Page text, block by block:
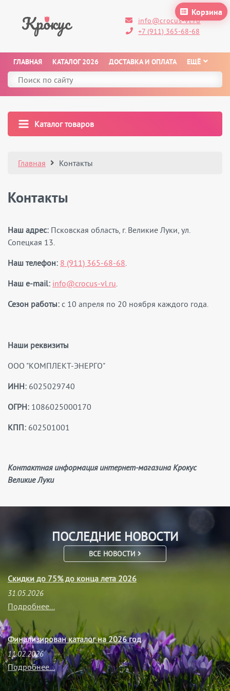
Корзина
info@crocus-vl.ru
+7 (911) 365-68-68
ГЛАВНАЯ КАТАЛОГ 2026 ДОСТАВКА И ОПЛАТА ЕЩЁ
Каталог товаров
Главная Контакты
Контакты
Наш адрес: Псковская область, г. Великие Луки, ул.
Сопецкая 13.
Наш телефон: 8 (911) 365-68-68.
Наш e-mail: info@crocus-vl.ru.
Сезон работы: с 10 апреля по 20 ноября каждого года.
Наши реквизиты
ООО "КОМПЛЕКТ-ЭНЕРГО"
ИНН: 6025029740
ОГРН: 1086025000170
КПП: 602501001
Контактная информация интернет-магазина Крокус
Великие Луки
ПОСЛЕДНИЕ НОВОСТИ
ВСЕ НОВОСТИ
Скидки до 75% до конца лета 2026
31.05.2026
Подробнее...
Финализирован каталог на 2026 год
11.02.2026
Подробнее...